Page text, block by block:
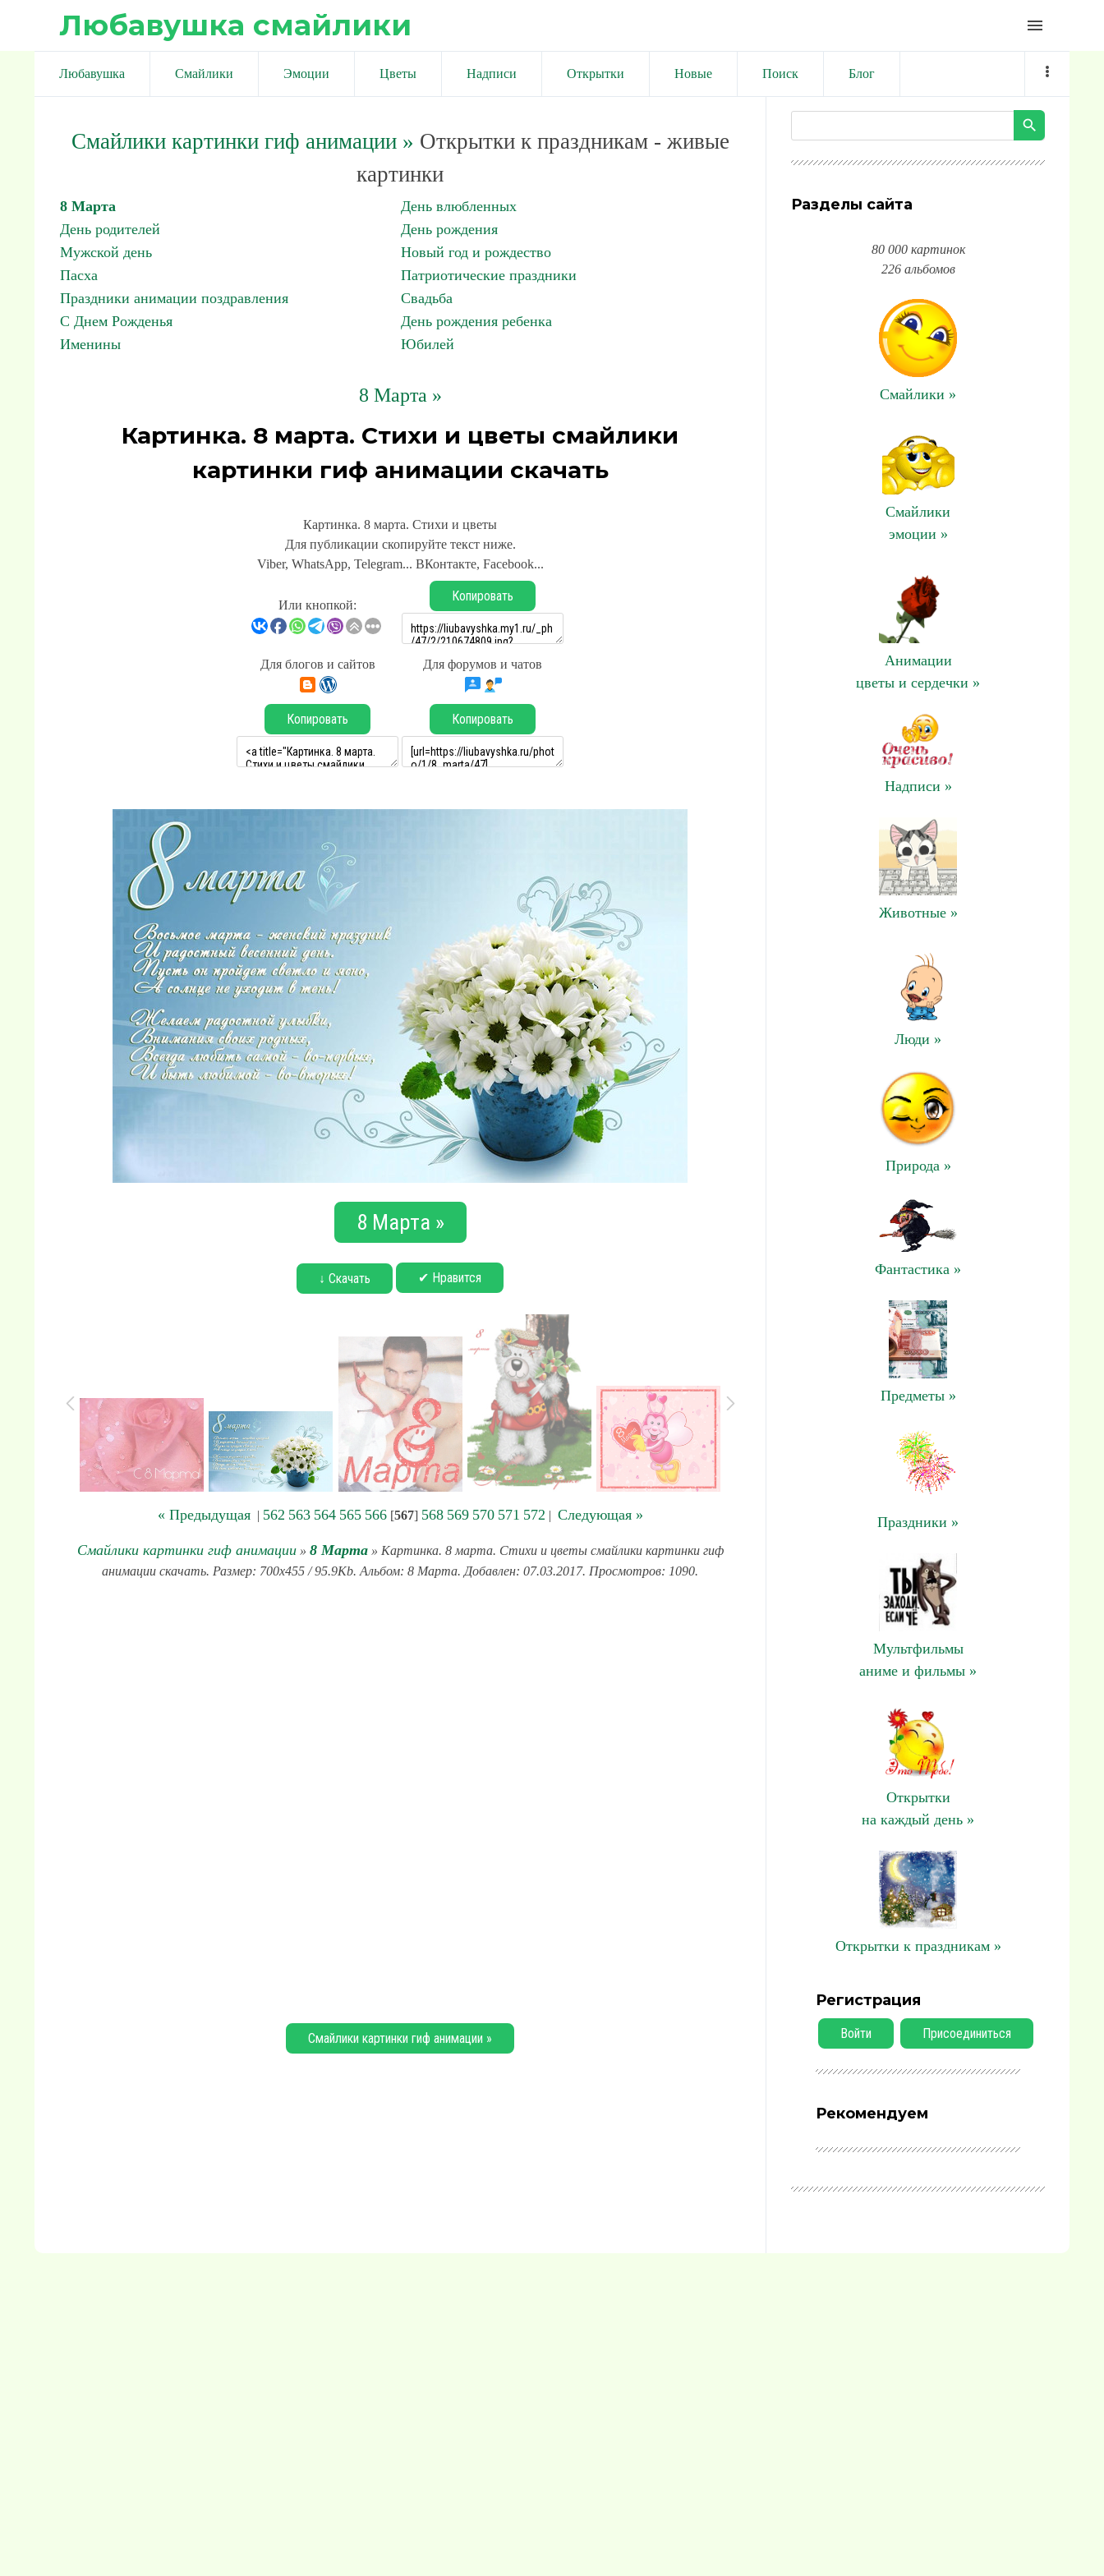
Любавушка смайлики menu
Любавушка Смайлики Эмоции Цветы Надписи Открытки Новые Поиск Блог
Смайлики картинки гиф анимации» Открытки к праздникам - живые
картинки
8 Марта
День влюбленных
День родителей
День рождения
Мужской день
Новый год и рождество
Пасха
Патриотические праздники
Праздники анимации поздравления
Свадьба
С Днем Рожденья
День рождения ребенка
Именины
Юбилей
8 Марта »
Картинка. 8 марта. Стихи и цветы смайлики
картинки гиф анимации скачать
Картинка. 8 марта. Стихи и цветы
Для публикации скопируйте текст ниже.
Viber, WhatsApp, Telegram... ВКонтакте, Facebook...
Или кнопкой:
Копировать
Для блогов и сайтов Для форумов и чатов
Копировать Копировать
8 Марта »
↓ Скачать ✔ Нравится
« Предыдущая| 562 563 564 565 566[567] 568 569 570 571 572 | Следующая »
Смайлики картинки гиф анимации» 8 Марта» Картинка. 8 марта. Стихи и цветы смайлики картинки гиф
анимации скачать. Размер: 700x455 / 95.9Kb. Альбом: 8 Марта. Добавлен: 07.03.2017. Просмотров: 1090.
Смайлики картинки гиф анимации »
Разделы сайта
80 000 картинок
226 альбомов
Смайлики »
Смайлики
эмоции »
Анимации
цветы и сердечки »
Надписи »
Животные »
Люди »
Природа »
Фантастика »
Предметы »
Праздники »
Мультфильмы
аниме и фильмы »
Открытки
на каждый день »
Открытки к праздникам »
Регистрация
Войти Присоединиться
Рекомендуем